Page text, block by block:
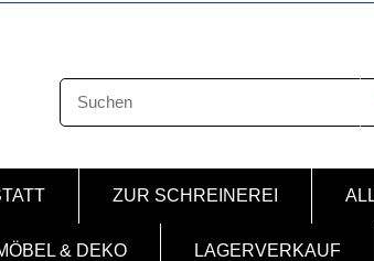
ZUR SCHREINEREI
& DEKO LAGERVERKAUF